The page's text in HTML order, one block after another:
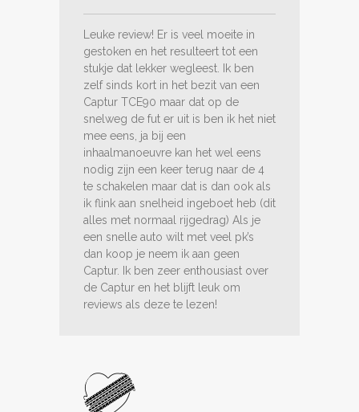
Leuke review! Er is veel moeite in
gestoken en het resulteert tot een
stukje dat lekker wegleest. Ik ben
zelf sinds kort in het bezit van een
Captur TCE90 maar dat op de
snelweg de fut er uit is ben ik het niet
mee eens, ja bij een
inhaalmanoeuvre kan het wel eens
nodig zijn een keer terug naar de 4
te schakelen maar dat is dan ook als
ik flink aan snelheid ingeboet heb (dit
alles met normaal rijgedrag) Als je
een snelle auto wilt met veel pk’s
dan koop je neem ik aan geen
Captur. Ik ben zeer enthousiast over
de Captur en het blijft leuk om
reviews als deze te lezen!